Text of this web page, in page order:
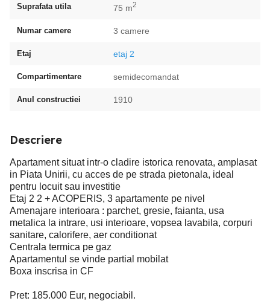
Suprafata utila 75 m2
Numar camere 3 camere
Etaj etaj 2
Compartimentare semidecomandat
Anul constructiei 1910
Descriere
Apartament situat intr-o cladire istorica renovata, amplasat
in Piata Unirii, cu acces de pe strada pietonala, ideal
pentru locuit sau investitie
Etaj 2 2 + ACOPERIS, 3 apartamente pe nivel
Amenajare interioara : parchet, gresie, faianta, usa
metalica la intrare, usi interioare, vopsea lavabila, corpuri
sanitare, calorifere, aer conditionat
Centrala termica pe gaz
Apartamentul se vinde partial mobilat
Boxa inscrisa in CF
Pret: 185.000 Eur, negociabil.